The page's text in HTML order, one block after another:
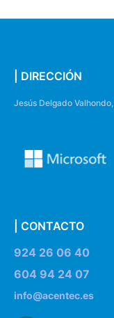
| DIRECCIÓN
Jesús Delgado
| CONTACTO
924 26 06 40
604 94 24 07
info@acentec.es